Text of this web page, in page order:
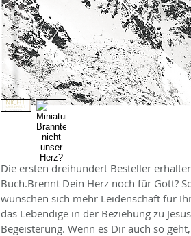
Die ersten dreihundert Besteller
Buch.Brennt Dein Herz noch für Gott?
wünschen sich mehr Leidenschaft für
das Lebendige in der Beziehung zu
Begeisterung. Wenn es Dir auch so